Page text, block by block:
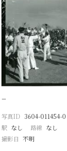
−
写真ID 3604-011454-0
駅 なし 路線 なし
撮影日 不明